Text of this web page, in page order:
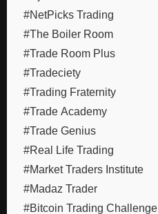
#NetPicks Trading
#The Boiler Room
#Trade Room Plus
#Tradeciety
#Trading Fraternity
#Trade Academy
#Trade Genius
#Real Life Trading
#Market Traders Institute
#Madaz Trader
#Bitcoin Trading Challenge